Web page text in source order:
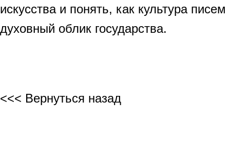
искусства и понять, как культура
духовный облик государства.
<<< Вернуться назад